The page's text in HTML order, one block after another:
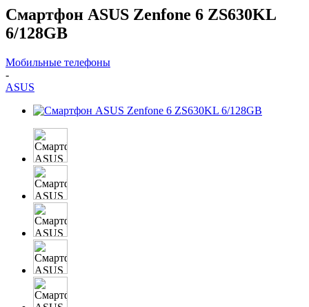
Смартфон ASUS Zenfone 6 ZS630KL
6/128GB
Мобильные телефоны
-
ASUS